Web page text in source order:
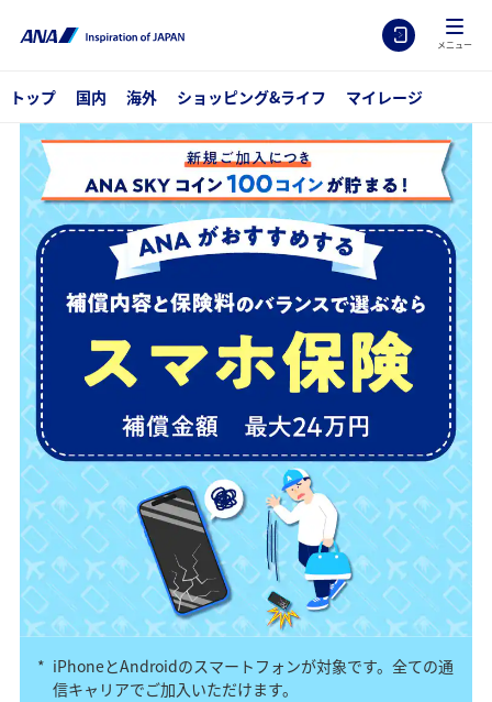
メニュー
トップ 国内 海外 ショッピング&ライフ マイレージ
* iPhoneとAndroidのスマートフォンが対象です。全ての通
信キャリアでご加入いただけます。